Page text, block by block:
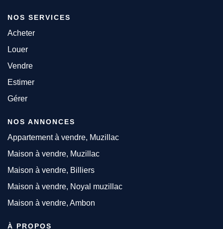
NOS SERVICES
Acheter
Louer
Vendre
Estimer
Gérer
NOS ANNONCES
Appartement à vendre, Muzillac
Maison à vendre, Muzillac
Maison à vendre, Billiers
Maison à vendre, Noyal muzillac
Maison à vendre, Ambon
À PROPOS